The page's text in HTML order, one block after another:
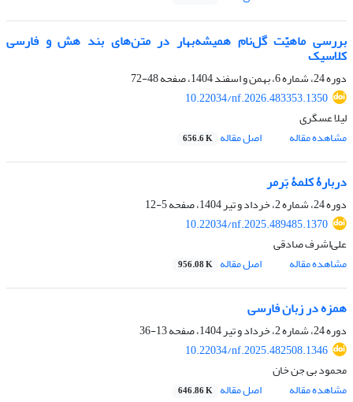
بررسی ماهیّت گل‌نام همیشه‌بهار در متن‌های بند هش و فارسی
کلاسیک
دوره 24، شماره 6، بهمن و اسفند 1404، صفحه
48-72
10.22034/nf.2026.483353.1350
لیلا عسگری
مشاهده مقاله
اصل مقاله 656.6 K
دربارۀ کلمۀ بَرمر
دوره 24، شماره 2، خرداد و تیر 1404، صفحه
5-12
10.22034/nf.2025.489485.1370
علی‌اشرف صادقی
مشاهده مقاله
اصل مقاله 956.08 K
همزه در زبان فارسی
دوره 24، شماره 2، خرداد و تیر 1404، صفحه
13-36
10.22034/nf.2025.482508.1346
محمود بی جن خان
مشاهده مقاله
اصل مقاله 646.86 K